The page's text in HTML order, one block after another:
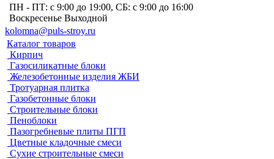
ПН - ПТ: с 9:00 до 19:00, СБ: с 9:00 до 16:00
Воскресенье Выходной
kolomna@puls-stroy.ru
Каталог товаров
Кирпич
Газосиликатные блоки
Железобетонные изделия ЖБИ
Тротуарная плитка
Газобетонные блоки
Строительные блоки
Пеноблоки
Пазогребневые плиты ПГП
Цветные кладочные смеси
Сухие строительные смеси